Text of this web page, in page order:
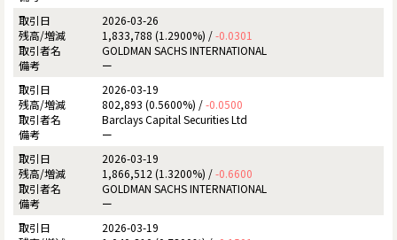
2026-03-26
1,833,788 (1.2900%) /-0.0301
GOLDMAN SACHS INTERNATIONAL
ー
2026-03-19
802,893 (0.5600%) /-0.0500
Barclays Capital Securities Ltd
ー
2026-03-19
1,866,512 (1.3200%) /-0.6600
GOLDMAN SACHS INTERNATIONAL
ー
2026-03-19